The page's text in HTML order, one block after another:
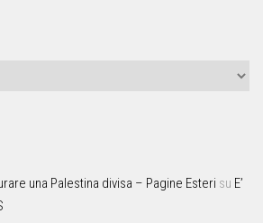
una Palestina divisa – Pagine Esteri su E’